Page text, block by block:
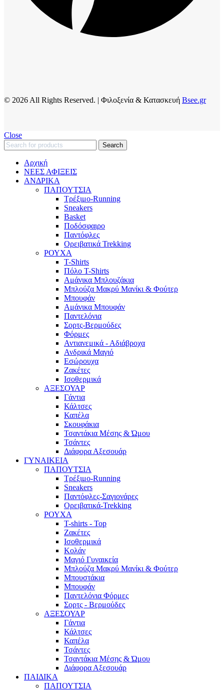
© 2026 All Rights Reserved. | Φιλοξενία & Κατασκευή Bsee.gr
Close
Search
Αρχική
ΝΕΕΣ ΑΦΙΞΕΙΣ
AΝΔΡΙΚΑ
ΠΑΠΟΥΤΣΙΑ
Τρέξιμο-Running
Sneakers
Basket
Ποδόσφαιρο
Παντόφλες
Ορειβατικά Trekking
ΡΟΥΧΑ
T-Shirts
Πόλο T-Shirts
Αμάνικα Μπλουζάκια
Μπλούζα Μακρύ Μανίκι & Φούτερ
Μπουφάν
Αμάνικα Μπουφάν
Παντελόνια
Σορτς-Βερμούδες
Φόρμες
Αντιανεμικά - Αδιάβροχα
Ανδρικά Μαγιό
Εσώρουχα
Ζακέτες
Ισοθερμικά
ΑΞΕΣΟΥΑΡ
Γάντια
Κάλτσες
Καπέλα
Σκουφάκια
Τσαντάκια Μέσης & Ώμου
Τσάντες
Διάφορα Αξεσουάρ
ΓΥΝΑΙΚΕΙΑ
ΠΑΠΟΥΤΣΙΑ
Τρέξιμο-Running
Sneakers
Παντόφλες-Σαγιονάρες
Ορειβατικά-Trekking
ΡΟΥΧΑ
T-shirts - Top
Ζακέτες
Ισοθερμικά
Κολάν
Μαγιό Γυναικεία
Μπλούζα Μακρύ Μανίκι & Φούτερ
Μπουστάκια
Μπουφάν
Παντελόνια Φόρμες
Σορτς - Βερμούδες
ΑΞΕΣΟΥΑΡ
Γάντια
Κάλτσες
Καπέλα
Τσάντες
Τσαντάκια Μέσης & Ώμου
Διάφορα Αξεσουάρ
ΠΑΙΔΙΚΑ
ΠΑΠΟΥΤΣΙΑ